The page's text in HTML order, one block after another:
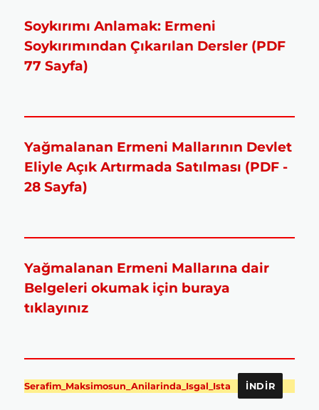
Soykırımı Anlamak: Ermeni
Soykırımından Çıkarılan Dersler (PDF
77 Sayfa)
Yağmalanan Ermeni Mallarının Devlet
Eliyle Açık Artırmada Satılması (PDF -
28 Sayfa)
Yağmalanan Ermeni Mallarına dair
Belgeleri okumak için buraya
tıklayınız
Serafim_Maksimosun_Anilarinda_Isgal_Ista İNDIR